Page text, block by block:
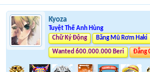
Kyoza
Tuyệt Thế Anh Hùng
Chữ Ký Động
Băng Mũ Rơm Haki
Wanted 600.000.000 Beri Đẳng